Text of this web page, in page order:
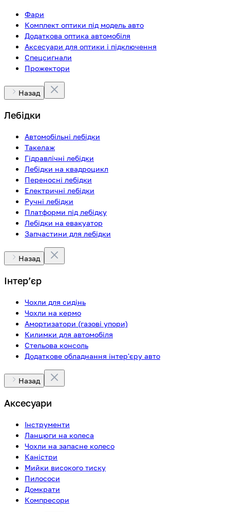
Фари
Комплект оптики під модель авто
Додаткова оптика автомобіля
Аксесуари для оптики і підключення
Спецсигнали
Прожектори
Назад
Лебідки
Автомобільні лебідки
Такелаж
Гідравлічні лебідки
Лебідки на квадроцикл
Переносні лебідки
Електричні лебідки
Ручні лебідки
Платформи під лебідку
Лебідки на евакуатор
Запчастини для лебідки
Назад
Інтерʼєр
Чохли для сидінь
Чохли на кермо
Амортизатори (газові упори)
Килимки для автомобіля
Стельова консоль
Додаткове обладнання інтер'єру авто
Назад
Аксесуари
Інструменти
Ланцюги на колеса
Чохли на запасне колесо
Каністри
Мийки високого тиску
Пилососи
Домкрати
Компресори